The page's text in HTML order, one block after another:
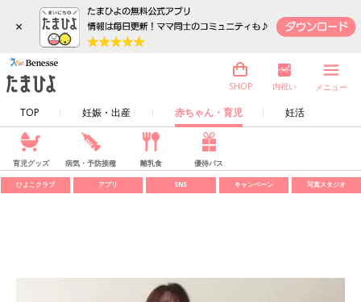
×
TOP 妊娠・出産 赤ちゃん・育児 妊活
SHOP 内祝い メニュー
育児グッズ 病気・予防接種 離乳食 優待パス
ひよこクラブ アプリ SNS キャンペーン 写真スタジオ